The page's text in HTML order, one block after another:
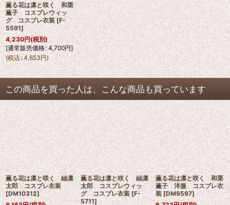
薫る花は凛と咲く 和栗
薫子 コスプレウィッ
グ コスプレ衣装 [F-
5591]
4,230円(税別)
[通常販売価格: 4,700円]
(税込: 4,653円)
この商品を買った人は、こんな商品も買っています
薫る花は凛と咲く 紬凛
太郎 コスプレ衣装
[DM10312]
薫る花は凛と咲く 紬凛
太郎 コスプレウィッ
グ コスプレ衣装 [F-
5711]
薫る花は凛と咲く 和栗
薫子 洋服 コスプレ衣
装 [DM9597]